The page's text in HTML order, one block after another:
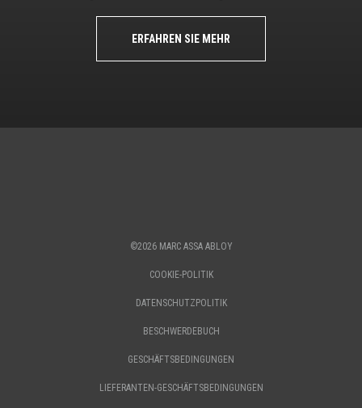
ERFAHREN SIE MEHR
©2026 MARC ASSA ABLOY
COOKIE-POLITIK
DATENSCHUTZPOLITIK
BESCHWERDEBUCH
GESCHÄFTSBEDINGUNGEN
LIEFERANTEN-GESCHÄFTSBEDINGUNGEN